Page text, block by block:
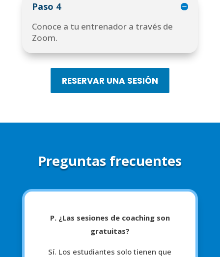
Paso 4
Conoce a tu entrenador a través de
Zoom.
RESERVAR UNA SESIÓN
Preguntas frecuentes
P. ¿Las sesiones de coaching son
gratuitas?
Sí. Los estudiantes solo tienen que